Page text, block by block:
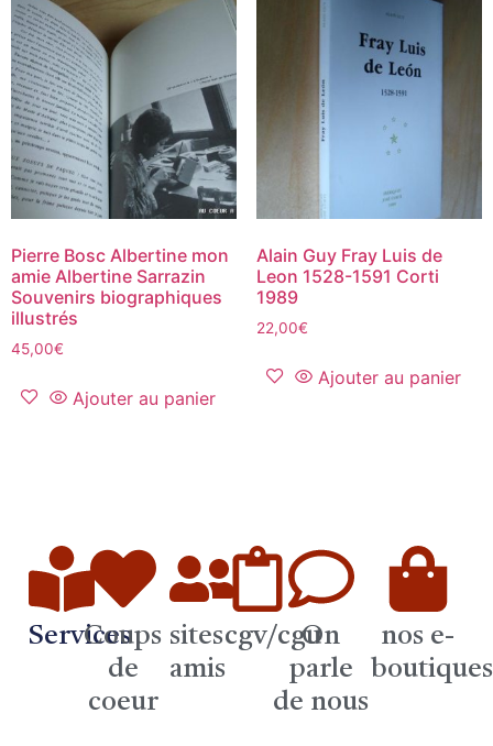
Pierre Bosc Albertine mon
amie Albertine Sarrazin
Souvenirs biographiques
illustrés
45,00€
Ajouter au panier
Alain Guy Fray Luis de
Leon 1528-1591 Corti
1989
22,00€
Ajouter au panier
Services
Coups
de
coeur
sites
amis
cgv/cguOn
parle
de nous
nos e-
boutiques